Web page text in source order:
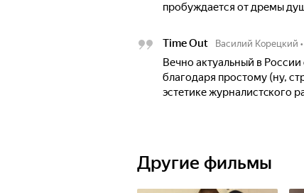
пробуждается от дремы
Time Out Василий Корецкий •
Вечно актуальный в
благодаря простому (ну,
эстетике журналистcкого
Другие фильмы